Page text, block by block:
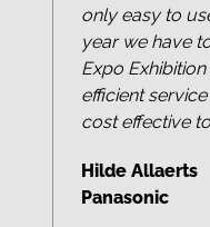
only easy to
year we have
Expo
efficient
cost effective
Hilde Allaerts
Panasonic